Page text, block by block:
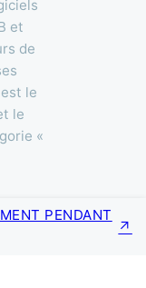
et
de
le
le
«
PENDANT